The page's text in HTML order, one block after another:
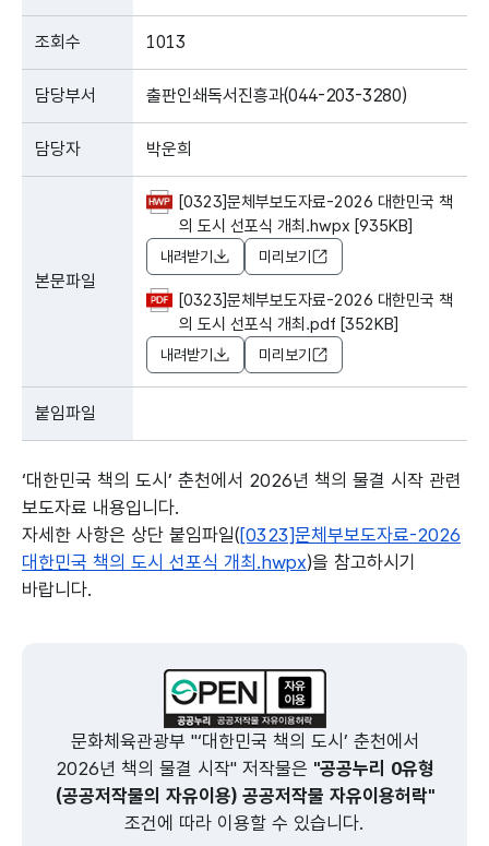
조회수 1013
담당부서 출판인쇄독서진흥과(044-203-3280)
담당자 박운희
본문파일
[0323]문체부보도자료-2026 대한민국 책
의 도시 선포식 개최.hwpx [935KB]
내려받기 미리보기
[0323]문체부보도자료-2026 대한민국 책
의 도시 선포식 개최.pdf [352KB]
내려받기 미리보기
붙임파일
‘대한민국 책의 도시’ 춘천에서 2026년 책의 물결 시작 관련
보도자료 내용입니다.
자세한 사항은 상단 붙임파일([0323]문체부보도자료-2026
대한민국 책의 도시 선포식 개최.hwpx)을 참고하시기
바랍니다.
문화체육관광부 "‘대한민국 책의 도시’ 춘천에서
2026년 책의 물결 시작" 저작물은 "공공누리 0유형
(공공저작물의 자유이용) 공공저작물 자유이용허락"
조건에 따라 이용할 수 있습니다.